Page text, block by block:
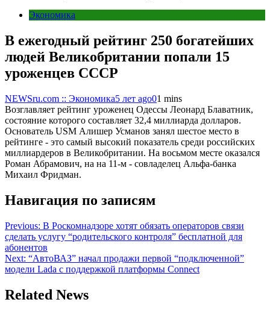
Экономика
В ежегодный рейтинг 250 богатейших
людей Великобритании попали 15
уроженцев СССР
NEWSru.com :: Экономика5 лет ago01 mins
Возглавляет рейтинг уроженец Одессы Леонард Блаватник,
состояние которого составляет 32,4 миллиарда долларов.
Основатель USM Алишер Усманов занял шестое место в
рейтинге - это самый высокий показатель среди российских
миллиардеров в Великобритании. На восьмом месте оказался
Роман Абрамович, на на 11-м - совладелец Альфа-банка
Михаил Фридман.
Навигация по записям
Previous: В Роскомнадзоре хотят обязать операторов связи
сделать услугу “родительского контроля” бесплатной для
абонентов
Next: “АвтоВАЗ” начал продажи первой “подключенной”
модели Lada с поддержкой платформы Connect
Related News